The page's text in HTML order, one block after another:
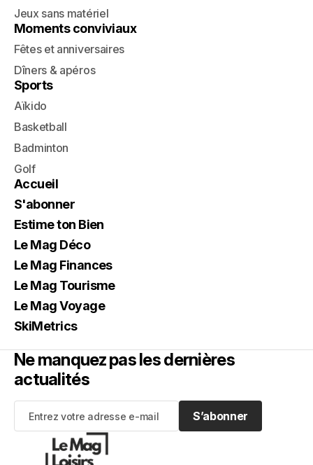
Jeux sans matériel
Moments conviviaux
Fêtes et anniversaires
Dîners & apéros
Sports
Aïkido
Basketball
Badminton
Golf
Accueil
S'abonner
Estime ton Bien
Le Mag Déco
Le Mag Finances
Le Mag Tourisme
Le Mag Voyage
SkiMetrics
Ne manquez pas les dernières
actualités
S’abonner
S’abonner